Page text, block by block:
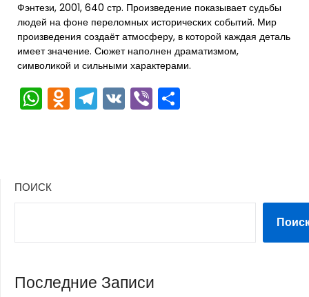
Фэнтези, 2001, 640 стр. Произведение показывает судьбы
людей на фоне переломных исторических событий. Мир
произведения создаёт атмосферу, в которой каждая деталь
имеет значение. Сюжет наполнен драматизмом,
символикой и сильными характерами.
WhatsApp
Odnoklassniki
Telegram
VKViber
ПОИСК
Последние Записи